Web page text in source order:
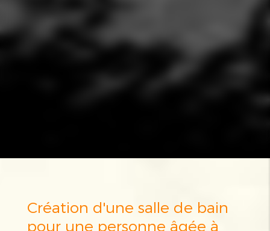
Création d'une salle de bain
pour une personne âgée à